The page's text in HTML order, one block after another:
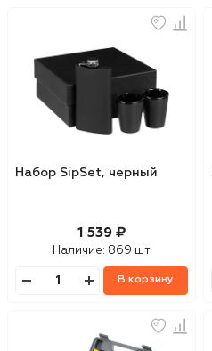
Набор SipSet, черный
1 539 ₽
Наличие: 869 шт
В корзину